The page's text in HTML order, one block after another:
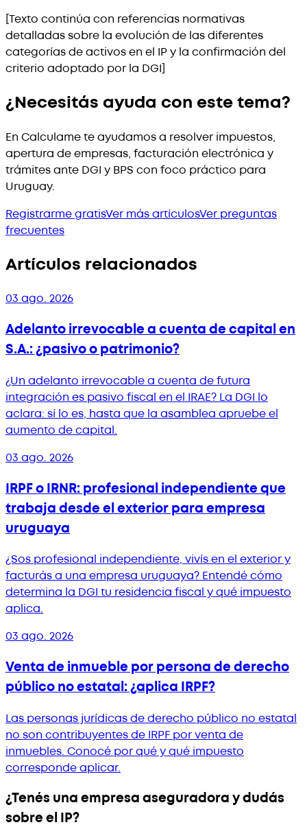
[Texto continúa con referencias normativas
detalladas sobre la evolución de las diferentes
categorías de activos en el IP y la confirmación del
criterio adoptado por la DGI]
¿Necesitás ayuda con este tema?
En Calculame te ayudamos a resolver impuestos,
apertura de empresas, facturación electrónica y
trámites ante DGI y BPS con foco práctico para
Uruguay.
Registrarme gratisVer más artículosVer preguntas
frecuentes
Artículos relacionados
03 ago. 2026
Adelanto irrevocable a cuenta de capital en
S.A.: ¿pasivo o patrimonio?
¿Un adelanto irrevocable a cuenta de futura
integración es pasivo fiscal en el IRAE? La DGI lo
aclara: sí lo es, hasta que la asamblea apruebe el
aumento de capital.
03 ago. 2026
IRPF o IRNR: profesional independiente que
trabaja desde el exterior para empresa
uruguaya
¿Sos profesional independiente, vivís en el exterior y
facturás a una empresa uruguaya? Entendé cómo
determina la DGI tu residencia fiscal y qué impuesto
aplica.
03 ago. 2026
Venta de inmueble por persona de derecho
público no estatal: ¿aplica IRPF?
Las personas jurídicas de derecho público no estatal
no son contribuyentes de IRPF por venta de
inmuebles. Conocé por qué y qué impuesto
corresponde aplicar.
¿Tenés una empresa aseguradora y dudás
sobre el IP?